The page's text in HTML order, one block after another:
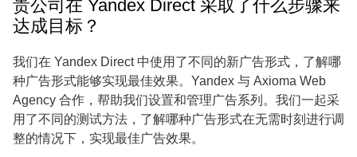
贵公司在 Yandex Direct 采取了什么步骤来
达成目标？
我们在 Yandex Direct 中使用了不同的新广告形式，了解哪
种广告形式能够实现最佳效果。Yandex 与 Axioma Web
Agency 合作，帮助我们设置和管理广告系列。我们一起采
用了不同的测试方法，了解哪种广告形式在无需时刻进行调
整的情况下，实现最佳广告效果。